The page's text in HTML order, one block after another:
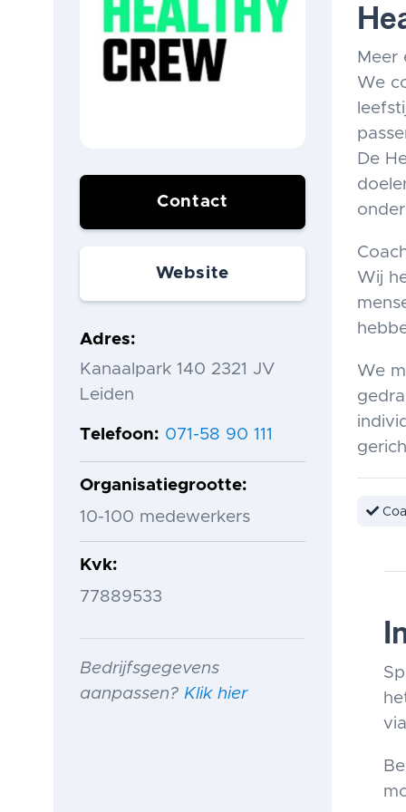
Contact
Website
Adres
Kanaalpark 140 2321 JV
Leiden
Telefoon 071-58 90 111
Organisatiegrootte
10-100 medewerkers
Kvk
77889533
Bedrijfsgegevens
aanpassen? Klik hier
Meer
We
De
Wij
We